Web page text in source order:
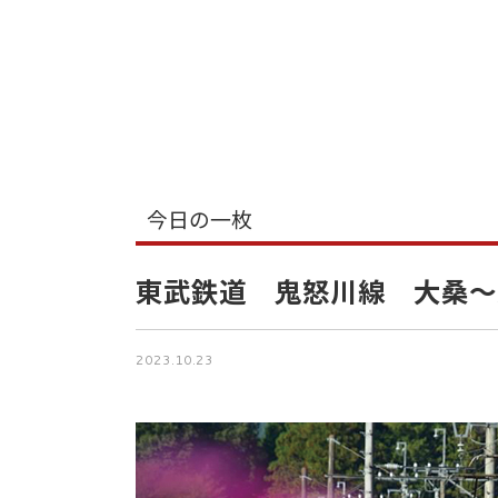
今日の一枚
東武鉄道 鬼怒川線 大桑〜
2023.10.23